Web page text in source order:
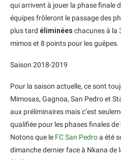
qui arrivent à jouer la phase finale
équipes frôleront le passage des
plus tard éliminées chacunes à la
mimos et 8 points pour les guêpes.
Saison 2018-2019
Pour la saison actuelle, ce sont
Mimosas, Gagnoa, San Pedro et
aux préliminaires mais c’est
qualifiée pour les phases finales
Notons que le FC San Pedroa été
dimanche dernier face à Nkana de